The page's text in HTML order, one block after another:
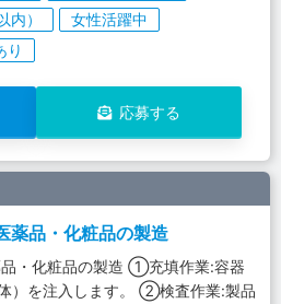
）
女性活躍中
り
応募する
薬品・化粧品の製造
品・化粧品の製造 ①充填作業:容器
）を注入します。 ②検査作業:製品